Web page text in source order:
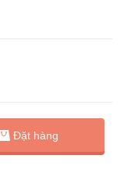
Đặt hàng